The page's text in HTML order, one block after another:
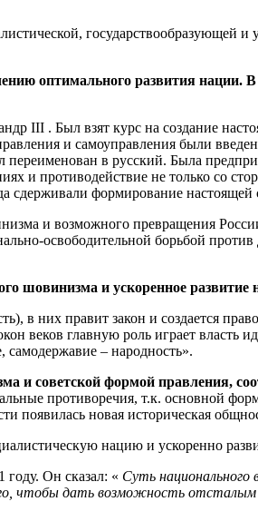
государствообразующей
оптимального развития
III . Был взят курс на создание
и самоуправления были
в русский. Была
и противодействие не только со
формирование настоящей
и возможного превращения
освободительной борьбой
шовинизма и ускоренное
в них правит закон и создается
веков главную роль играет власть
– народность».
и советской формой правления,
противоречия, т.к. основной
появилась новая историческая
нацию и ускоренно
Он сказал: « Суть
чтобы дать возможность